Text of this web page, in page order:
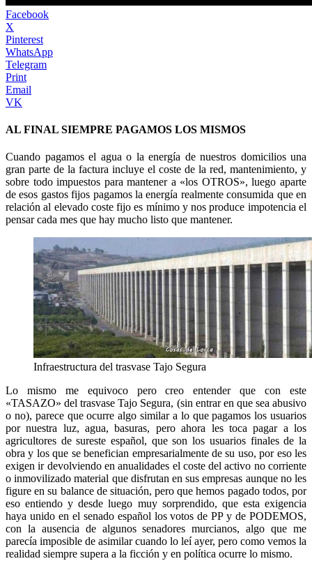
Facebook
X
Pinterest
WhatsApp
Telegram
Print
Email
VK
AL FINAL SIEMPRE PAGAMOS LOS MISMOS
Cuando pagamos el agua o la energía de nuestros domicilios una
gran parte de la factura incluye el coste de la red, mantenimiento, y
sobre todo impuestos para mantener a «los OTROS», luego aparte
de esos gastos fijos pagamos la energía realmente consumida que en
relación al elevado coste fijo es mínimo y nos produce impotencia el
pensar cada mes que hay mucho listo que mantener.
Infraestructura del trasvase Tajo Segura
Lo mismo me equivoco pero creo entender que con este
«TASAZO» del trasvase Tajo Segura, (sin entrar en que sea abusivo
o no), parece que ocurre algo similar a lo que pagamos los usuarios
por nuestra luz, agua, basuras, pero ahora les toca pagar a los
agricultores de sureste español, que son los usuarios finales de la
obra y los que se benefician empresarialmente de su uso, por eso les
exigen ir devolviendo en anualidades el coste del activo no corriente
o inmovilizado material que disfrutan en sus empresas aunque no les
figure en su balance de situación, pero que hemos pagado todos, por
eso entiendo y desde luego muy sorprendido, que esta exigencia
haya unido en el senado español los votos de PP y de PODEMOS,
con la ausencia de algunos senadores murcianos, algo que me
parecía imposible de asimilar cuando lo leí ayer, pero como vemos la
realidad siempre supera a la ficción y en política ocurre lo mismo.